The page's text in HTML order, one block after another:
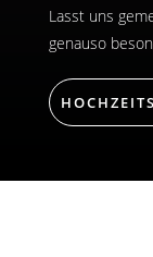
Lasst uns
genauso